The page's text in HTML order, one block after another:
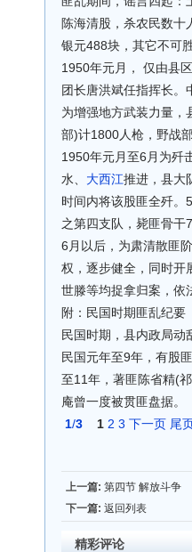
陈海清股，杀农民数
银元488块，其它不可胜
1950年元月， 仅由县
团长唐洪斌任指挥长。
为增强地方武装力量，
部)计1800人枪，野战
1950年元月至6月为歼
水、 大西江推进，县大
时间内将该股匪全歼。
之第四支队，毙匪骨干
6月以后，为肃清散匪
权，逐步健全，同时开
世滕等均捉拿归案，依
附：民国时期匪乱纪要
民国时期，县内政局
民国元年至9年，有股
至11年，著匪陈省精(
庵曾一度被贯匪盘据。
1/3 1 2 3 下一页 尾
上一篇: 第四节 解放斗争
下一篇: 返回列表
精彩评论